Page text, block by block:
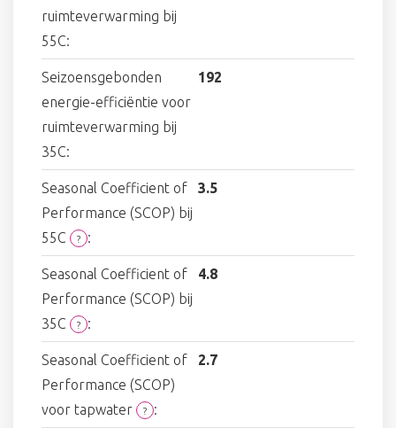
ruimteverwarming bij
55C:
Seizoensgebonden
energie-efficiëntie voor
ruimteverwarming bij
35C:
192
Seasonal Coefficient of
Performance (SCOP) bij
55C
? :
3.5
Seasonal Coefficient of
Performance (SCOP) bij
35C
? :
4.8
Seasonal Coefficient of
Performance (SCOP)
voor tapwater
? :
2.7